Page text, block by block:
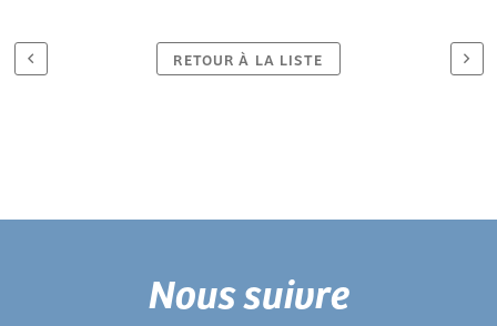
RETOUR À LA LISTE
Nous suivre